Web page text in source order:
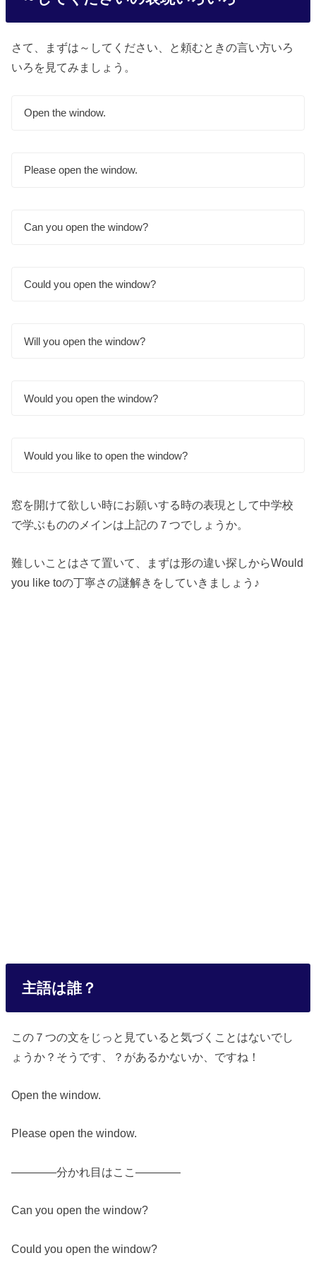
さて、まずは～してください、と頼むときの言い方いろ
いろを見てみましょう。
Open the window.
Please open the window.
Can you open the window?
Could you open the window?
Will you open the window?
Would you open the window?
Would you like to open the window?
窓を開けて欲しい時にお願いする時の表現として中学校
で学ぶもののメインは上記の７つでしょうか。
難しいことはさて置いて、まずは形の違い探しからWould
you like toの丁寧さの謎解きをしていきましょう♪
主語は誰？
この７つの文をじっと見ていると気づくことはないでし
ょうか？そうです、？があるかないか、ですね！
Open the window.
Please open the window.
————分かれ目はここ————
Can you open the window?
Could you open the window?